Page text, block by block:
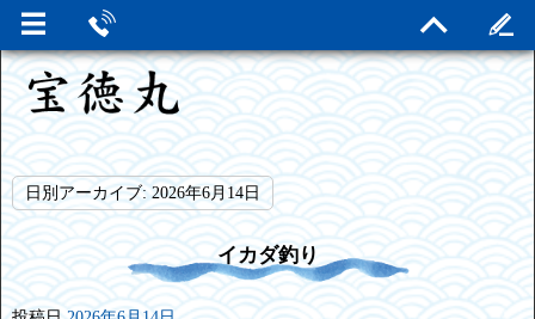
日別アーカイブ:2026年6月14日
イカダ釣り